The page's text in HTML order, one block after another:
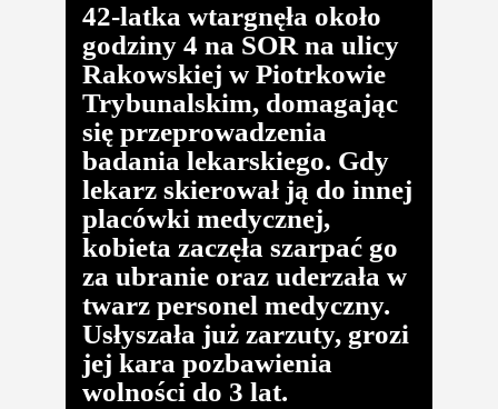
42-latka wtargnęła około
godziny 4 na SOR na ulicy
Rakowskiej w Piotrkowie
Trybunalskim, domagając
się przeprowadzenia
badania lekarskiego. Gdy
lekarz skierował ją do innej
placówki medycznej,
kobieta zaczęła szarpać go
za ubranie oraz uderzała w
twarz personel medyczny.
Usłyszała już zarzuty, grozi
jej kara pozbawienia
wolności do 3 lat.